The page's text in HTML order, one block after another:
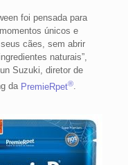
foi pensada para
únicos e
cães, sem abrir
naturais”,
Suzuki, diretor de
da PremieRpet®.